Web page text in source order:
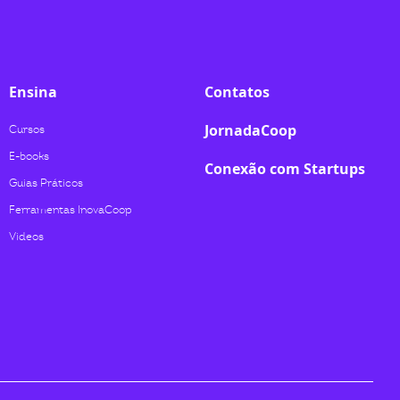
Ensina
Cursos
E-books
Guias Práticos
Ferramentas InovaCoop
Videos
Contatos
JornadaCoop
Conexão com Startups